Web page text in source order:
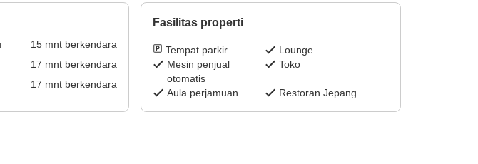
15mnt berkendara
17 mnt berkendara
17 mnt berkendara
Fasilitas properti
Tempat parkir
Lounge
Mesin penjual
otomatis
Toko
Aula perjamuan Restoran Jepang